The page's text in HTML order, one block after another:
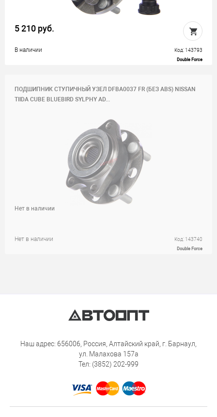
5 210 руб.
В наличии Код: 143793
Double Force
ПОДШИПНИК СТУПИЧНЫЙ УЗЕЛ DFBA0037 FR (БЕЗ ABS) NISSAN
TIIDA CUBE BLUEBIRD SYLPHY AD...
Нет в наличии Код: 143740
Double Force
Нет в наличии
Наш адрес: 656006, Россия, Алтайский край, г. Барнаул,
ул. Малахова 157а
Тел: (3852) 202-999